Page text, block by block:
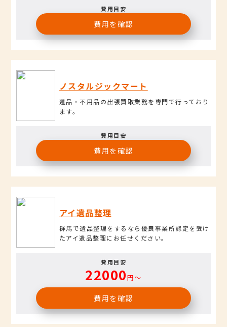
費用目安
費用を確認
ノスタルジックマート
遺品・不用品の出張買取業務を専門で行っており
ます。
費用目安
費用を確認
アイ遺品整理
群馬で遺品整理をするなら優良事業所認定を受け
たアイ遺品整理にお任せください。
費用目安
22000円〜
費用を確認